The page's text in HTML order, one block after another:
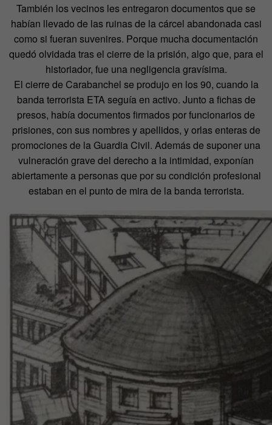
También los vecinos les entregaron documentos que se
habían llevado de las ruinas de la cárcel abandonada casi
como si fueran suvenires. Porque mucha documentación
quedó olvidada tras el cierre de la prisión, algo que, para el
historiador, fue una negligencia gravísima.
El cierre de Carabanchel se produjo en los 90, cuando la
banda terrorista ETA seguía en activo. Junto a fichas de
presos, había documentos firmados por funcionarios de
prisiones, con sus nombres y apellidos, y orlas enteras de
promociones de la Guardia Civil. Además de suponer una
vulneración grave del derecho a la intimidad, exponían
abiertamente a personas que por su condición profesional
estaban en el punto de mira de la banda terrorista.